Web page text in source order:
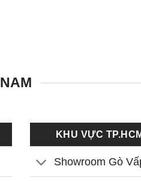
KHU VỰC
Showroom Gò